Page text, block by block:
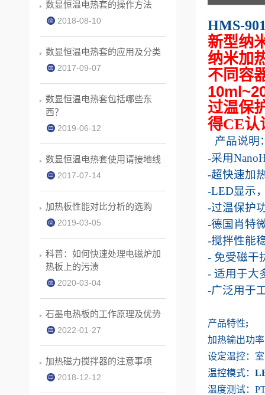
HMS-
新型纳
纳米加
不同容
过温保
得CE认
产品说明
-采用
-超快速加
-LED显示
-过温保护
-德国肖特
-搅拌性能
- 免受磁干
- 适用于大
-广泛用于
产品特性;
加热输出功
设定温控：
温控模式：
温度测试：
数显恒温电热套的操作方法
2018-08-10
数显恒温电热套的应用及分类
2017-09-07
数显恒温电热套包括哪些东
西？
2019-06-12
数显恒温电热套使用请接地线
2017-07-14
加热板性能对比分析的选购
2019-03-05
科普：如何快速处理电磁炉加
热板上的污渍
2020-03-04
石墨电热板的工作原理及优势
2022-01-27
加热磁力搅拌器的注意事项
2018-12-12